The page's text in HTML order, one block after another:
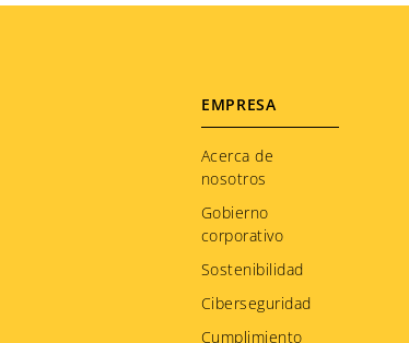
Footer
menu
EMPRESA
Acerca de
nosotros
Gobierno
corporativo
Sostenibilidad
Ciberseguridad
Cumplimiento